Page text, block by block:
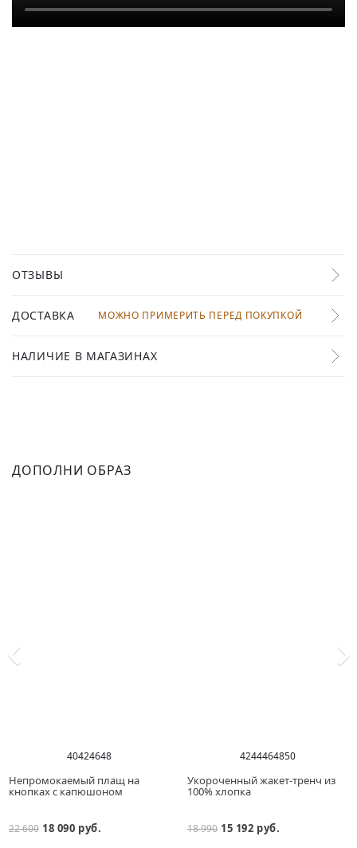
ОТЗЫВЫ
ДОСТАВКА МОЖНО ПРИМЕРИТЬ ПЕРЕД ПОКУПКОЙ
НАЛИЧИЕ В МАГАЗИНАХ
ДОПОЛНИ ОБРАЗ
40424648
Непромокаемый плащ на
кнопках с капюшоном
22 600 18 090 руб.
4244464850
Укороченный жакет-тренч из
100% хлопка
18 990 15 192 руб.